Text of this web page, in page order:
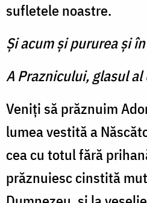
sufletele noastre.
Şi acum şi pururea şi
A Praznicului, glasul
Veniţi să prăznuim
lumea vestită a
cea cu totul fără
prăznuiesc cinstită